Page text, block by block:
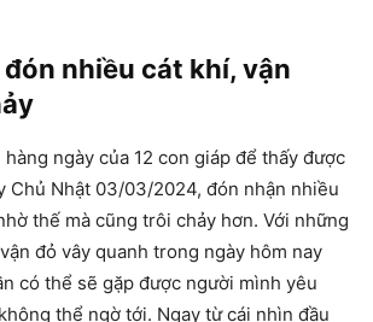
đón nhiều cát khí, vận
ngày của 12 con giáp để thấy được
Chủ Nhật 03/03/2024, đón nhận nhiều
thế mà cũng trôi chảy hơn. Với những
đỏ vây quanh trong ngày hôm nay
có thể sẽ gặp được người mình yêu
thể ngờ tới. Ngay từ cái nhìn đầu